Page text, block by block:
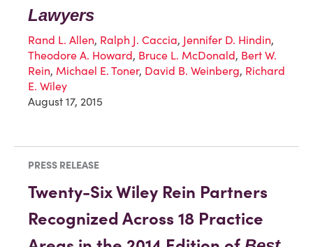
Lawyers
Rand L. Allen, Ralph J. Caccia, Jennifer D. Hindin,
Theodore A. Howard, Bruce L. McDonald, Bert W.
Rein, Michael E. Toner, David B. Weinberg, Richard
E. Wiley
August 17, 2015
PRESS RELEASE
Twenty-Six Wiley Rein Partners
Recognized Across 18 Practice